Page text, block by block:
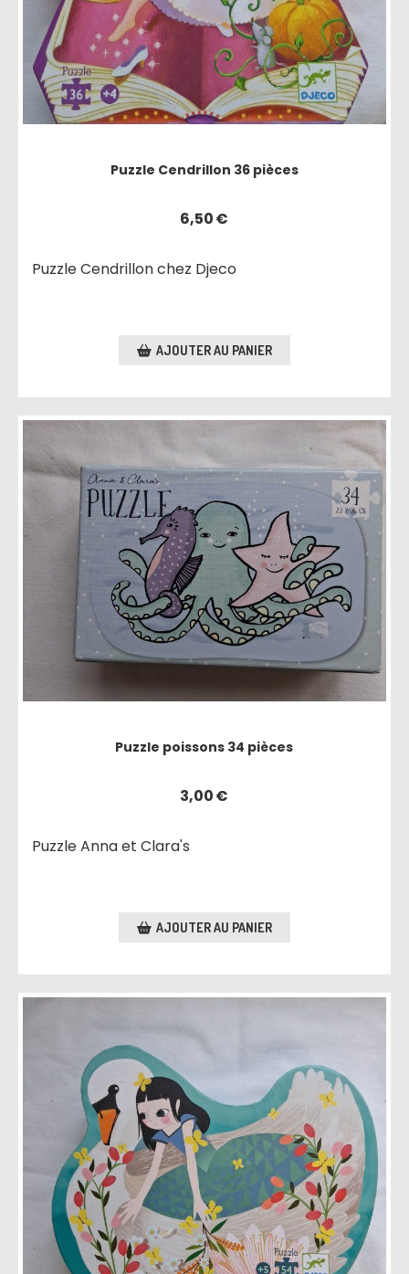
Puzzle Cendrillon 36 pièces
6,50€
Puzzle Cendrillon chez Djeco
AJOUTER AU PANIER
Puzzle poissons 34 pièces
3,00€
Puzzle Anna et Clara's
AJOUTER AU PANIER